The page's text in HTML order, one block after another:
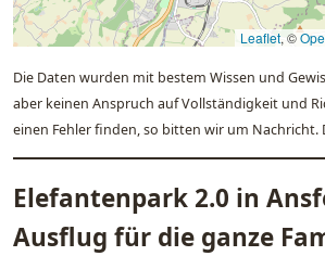
Leaflet, ©
Die Daten wurden mit bestem Wissen und
aber keinen Anspruch auf Vollständigkeit und
einen Fehler finden, so bitten wir um Nachricht.
Elefantenpark 2.0 in
Ausflug für die ganze